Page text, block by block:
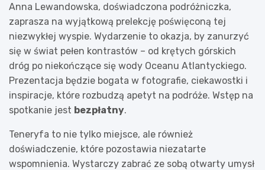
Anna Lewandowska, doświadczona podróżniczka,
zaprasza na wyjątkową prelekcję poświęconą tej
niezwykłej wyspie. Wydarzenie to okazja, by zanurzyć
się w świat pełen kontrastów – od krętych górskich
dróg po niekończące się wody Oceanu Atlantyckiego.
Prezentacja będzie bogata w fotografie, ciekawostki i
inspiracje, które rozbudzą apetyt na podróże. Wstęp na
spotkanie jest bezpłatny.
Teneryfa to nie tylko miejsce, ale również
doświadczenie, które pozostawia niezatarte
wspomnienia. Wystarczy zabrać ze sobą otwarty umysł